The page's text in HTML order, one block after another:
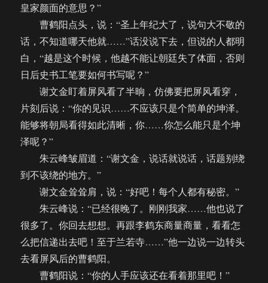
皇家颜面的意思？”
曹鹤阳点头，说：“圣上年纪大了，说句大不敬的
话，不知道哪天他就……”话没说下去，但说的人都明
白，“越是这个时候，他越不能让朝廷失了体面，否则
日后史书工笔要如何书写呢？”
谢文金盯着屏风看了半晌，仿佛要把屏风看穿，
片刻后说：“你的见识……不应该只是个简单的坤泽。
能够将朝局看得如此清晰，你……你怎么能只是个坤
泽呢？”
朱云峰皱眉道：“谢文金，说话就说话，话题别绕
到不该绕的地方。”
谢文金耸耸肩，说：“好吧！每个人都有秘密。”
朱云峰说：“已经很晚了。刚刚我家……他也说了
很多了。你回去想想。再跟李鹤东商量商量，看看怎
么把信递出去吧！至于兰若寺……”他一边说一边转头
去看屏风后的曹鹤阳。
曹鹤阳说：“你的人手应该还在看着那里吧！”